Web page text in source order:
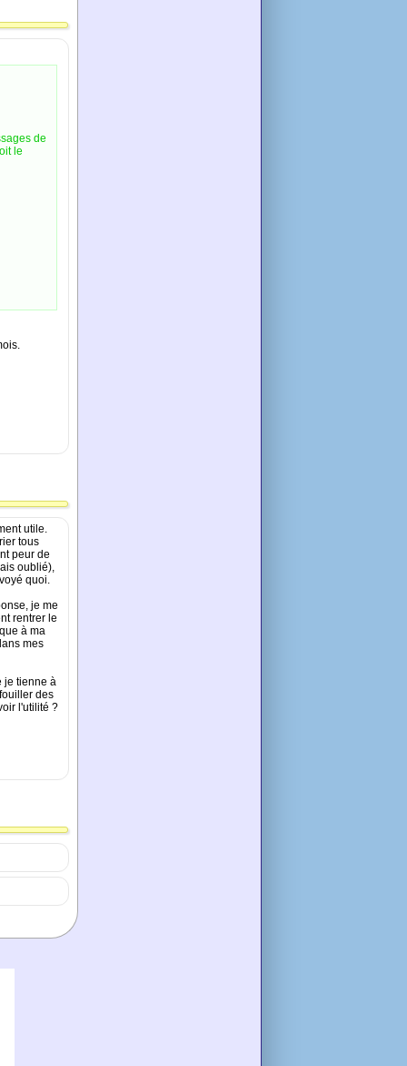
de
le
utile.
tous
peur de
oublié),
quoi.
je me
rentrer le
à ma
mes
je tienne à
des
l'utilité ?